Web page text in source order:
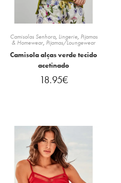
Camisolas Senhora, Lingerie, Pijamas
& Homewear, Pijamas/Loungewear
Camisola alças verde tecido
acetinado
18.95€